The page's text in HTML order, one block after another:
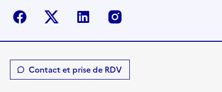
Facebook Twitter-X Linkedin
Contact et prise de RDV